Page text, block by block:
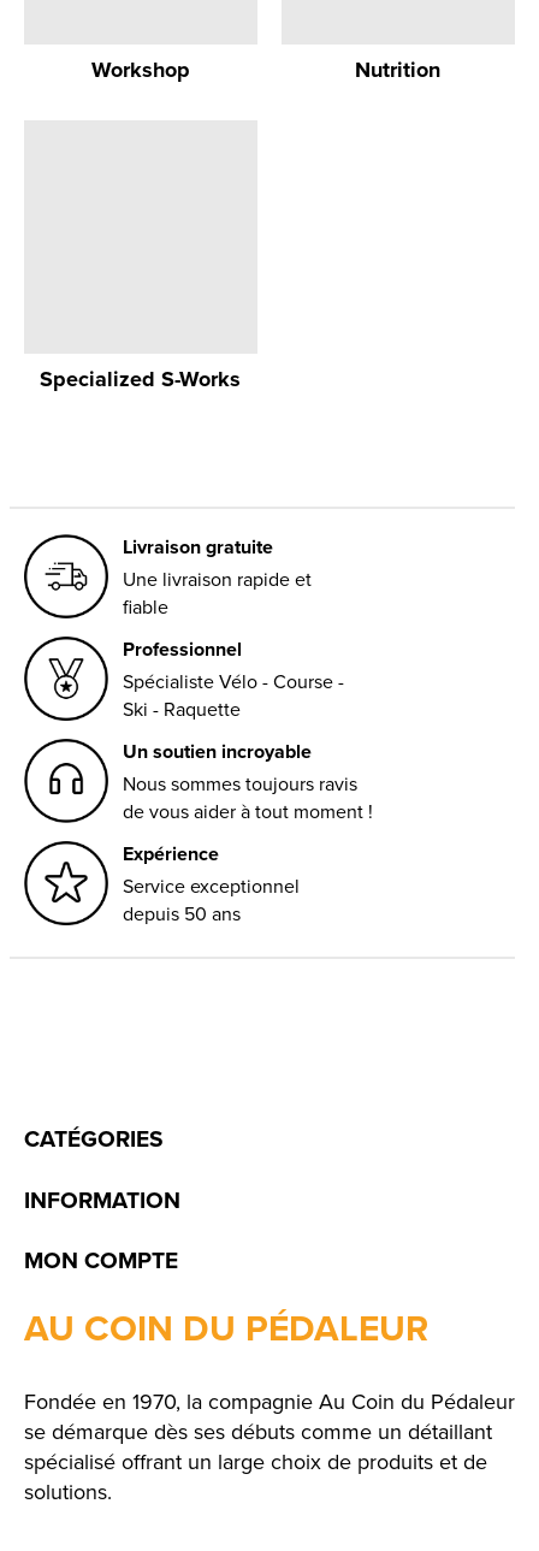
Workshop Nutrition
Specialized S-Works
Livraison gratuite
Une livraison rapide et
fiable
Professionnel
Spécialiste Vélo - Course -
Ski - Raquette
Un soutien incroyable
Nous sommes toujours ravis
de vous aider à tout moment !
Expérience
Service exceptionnel
depuis 50 ans
CATÉGORIES
INFORMATION
MON COMPTE
AU COIN DU PÉDALEUR
Fondée en 1970, la compagnie Au Coin du Pédaleur
se démarque dès ses débuts comme un détaillant
spécialisé offrant un large choix de produits et de
solutions.